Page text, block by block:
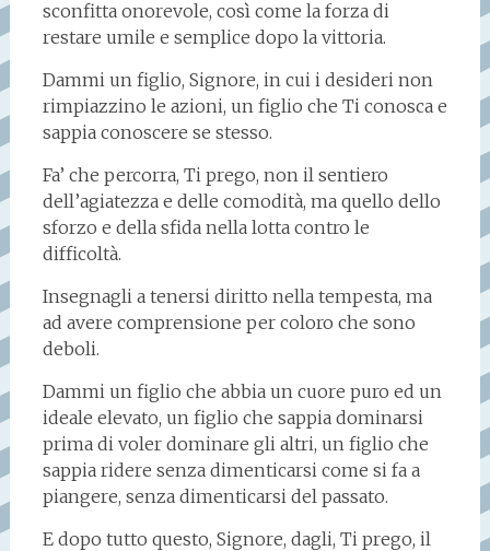
sconfitta onorevole, così come la forza di
restare umile e semplice dopo la vittoria.
Dammi un figlio, Signore, in cui i desideri non
rimpiazzino le azioni, un figlio che Ti conosca e
sappia conoscere se stesso.
Fa’ che percorra, Ti prego, non il sentiero
dell’agiatezza e delle comodità, ma quello dello
sforzo e della sfida nella lotta contro le
difficoltà.
Insegnagli a tenersi diritto nella tempesta, ma
ad avere comprensione per coloro che sono
deboli.
Dammi un figlio che abbia un cuore puro ed un
ideale elevato, un figlio che sappia dominarsi
prima di voler dominare gli altri, un figlio che
sappia ridere senza dimenticarsi come si fa a
piangere, senza dimenticarsi del passato.
E dopo tutto questo, Signore, dagli, Ti prego, il